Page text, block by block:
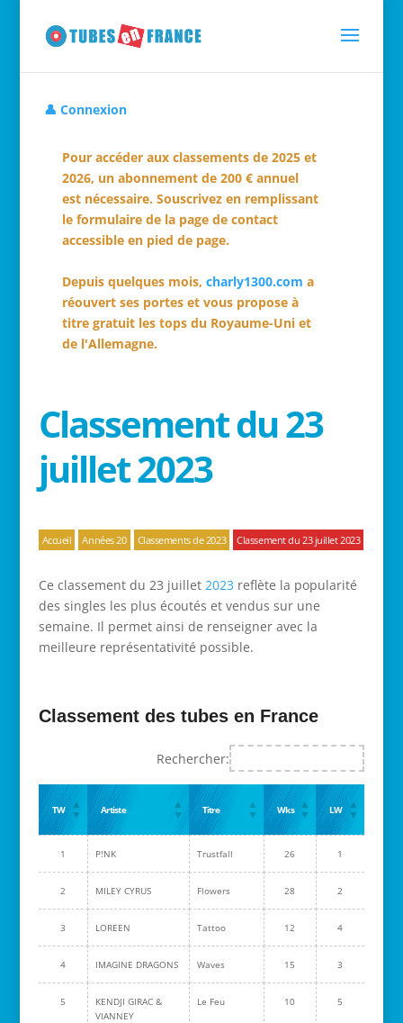
👤 Connexion
Pour accéder aux classements de 2025 et
2026, un abonnement de 200 € annuel
est nécessaire. Souscrivez en remplissant
le formulaire de la page de contact
accessible en pied de page.
Depuis quelques mois, charly1300.com a
réouvert ses portes et vous propose à
titre gratuit les tops du Royaume-Uni et
de l'Allemagne.
Classement du 23
juillet 2023
Accueil Années 20 Classements de 2023 Classement du 23 juillet 2023
Ce classement du 23 juillet 2023 reflète la popularité
des singles les plus écoutés et vendus sur une
semaine. Il permet ainsi de renseigner avec la
meilleure représentativité possible.
Classement des tubes en France
Rechercher:
TW Artiste Titre Wks LW
1 P!NK Trustfall 26 1
2 MILEY CYRUS Flowers 28 2
3 LOREEN Tattoo 12 4
4 IMAGINE DRAGONS Waves 15 3
5
KENDJI GIRAC &
VIANNEY
Le Feu 10 5